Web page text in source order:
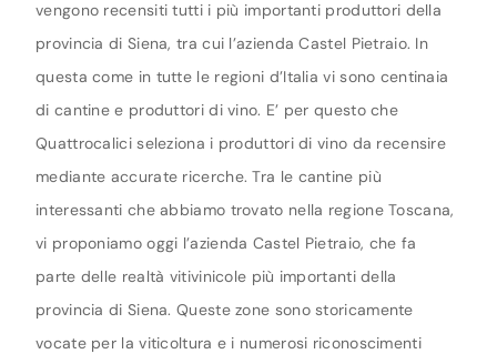
vengono recensiti tutti i più importanti produttori della
provincia di Siena, tra cui l’azienda Castel Pietraio. In
questa come in tutte le regioni d’Italia vi sono centinaia
di cantine e produttori di vino. E’ per questo che
Quattrocalici seleziona i produttori di vino da recensire
mediante accurate ricerche. Tra le cantine più
interessanti che abbiamo trovato nella regione Toscana,
vi proponiamo oggi l’azienda Castel Pietraio, che fa
parte delle realtà vitivinicole più importanti della
provincia di Siena. Queste zone sono storicamente
vocate per la viticoltura e i numerosi riconoscimenti